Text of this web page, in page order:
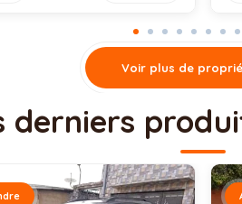
Voir plus de
derniers